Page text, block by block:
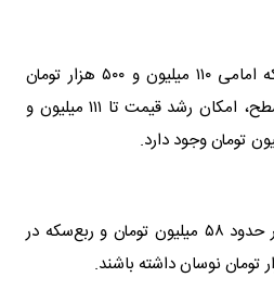
سطح حمایتی کوتاه‌مدت سکه امامی ۱۱۰ میلیون و ۵۰۰ هزار تومان
است. در صورت حفظ این سطح، امکان رشد قیمت تا ۱۱۱ میلیون و
پیش‌بینی می‌شود نیم‌سکه در حدود ۵۸ میلیون تومان و ربع‌سکه در